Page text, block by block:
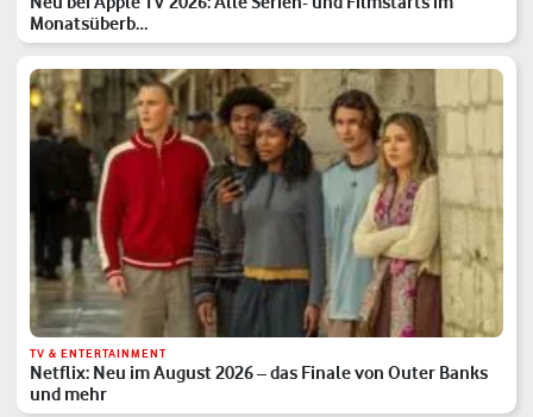
Monatsüberb…
TV & ENTERTAINMENT
Netflix: Neu im August 2026 – das Finale von Outer Banks
und mehr